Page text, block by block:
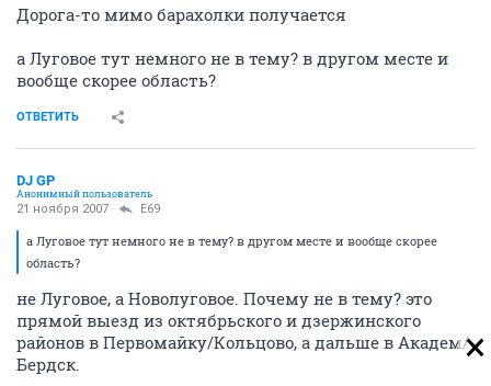
Дорога-то мимо барахолки получается
а Луговое тут немного не в тему? в другом месте и
вообще скорее область?
ОТВЕТИТЬ
DJ GP
Анонимный пользователь
21 ноября 2007 E69
а Луговое тут немного не в тему? в другом месте и вообще скорее
область?
не Луговое, а Новолуговое. Почему не в тему? это
прямой выезд из октябрьского и дзержинского
районов в Первомайку/Кольцово, а дальше в Академ/
Бердск.